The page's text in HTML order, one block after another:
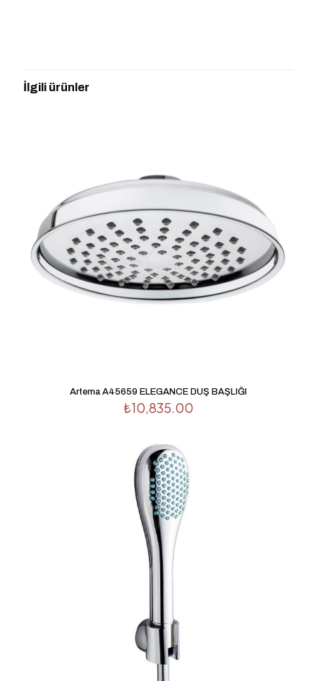
BAŞLIĞI” için yorum yapan ilk kişi siz
olun
1/5
yıldız
yıldız
3/5
yıldız
yıldız
5/5
yıldız
Daha sonraki yorumlarımda kullanılması için adım, e-
posta adresim ve site adresim bu tarayıcıya kaydedilsin.
İlgili ürünler
Artema A45659 ELEGANCE DUŞ BAŞLIĞI
₺10,835.00